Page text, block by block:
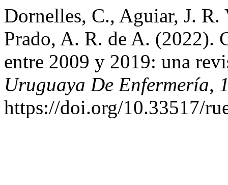
Dornelles, C., Aguiar, J.
Prado, A. R. de A. (2022).
entre 2009 y 2019: una
Uruguaya De Enfermería,
https://doi.org/10.33517/